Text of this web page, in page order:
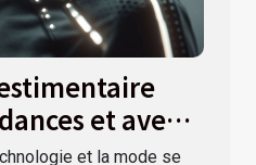
et avenir
en 2023et la mode se